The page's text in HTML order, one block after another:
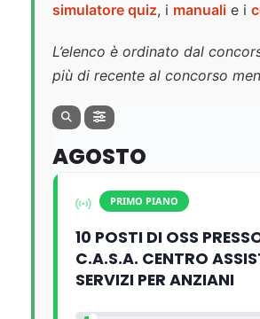
simulatore quiz, i manuali e i
L’elenco è ordinato dal
più di recente al concorso
AGOSTO
PRIMO PIANO
10 POSTI DI OSS
C.A.S.A. CENTRO
SERVIZI PER ANZIANI